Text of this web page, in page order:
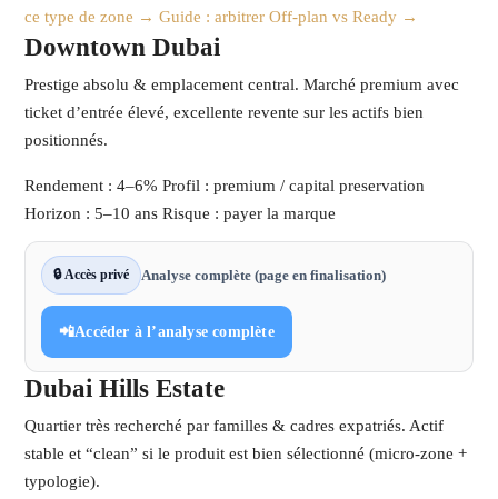
ce type de zone → Guide : arbitrer Off-plan vs Ready →
Downtown Dubai
Prestige absolu & emplacement central. Marché premium avec
ticket d’entrée élevé, excellente revente sur les actifs bien
positionnés.
Rendement : 4–6% Profil : premium / capital preservation
Horizon : 5–10 ans Risque : payer la marque
🔒 Accès privé Analyse complète (page en finalisation)
📲Accéder à l’analyse complète
Dubai Hills Estate
Quartier très recherché par familles & cadres expatriés. Actif
stable et “clean” si le produit est bien sélectionné (micro-zone +
typologie).